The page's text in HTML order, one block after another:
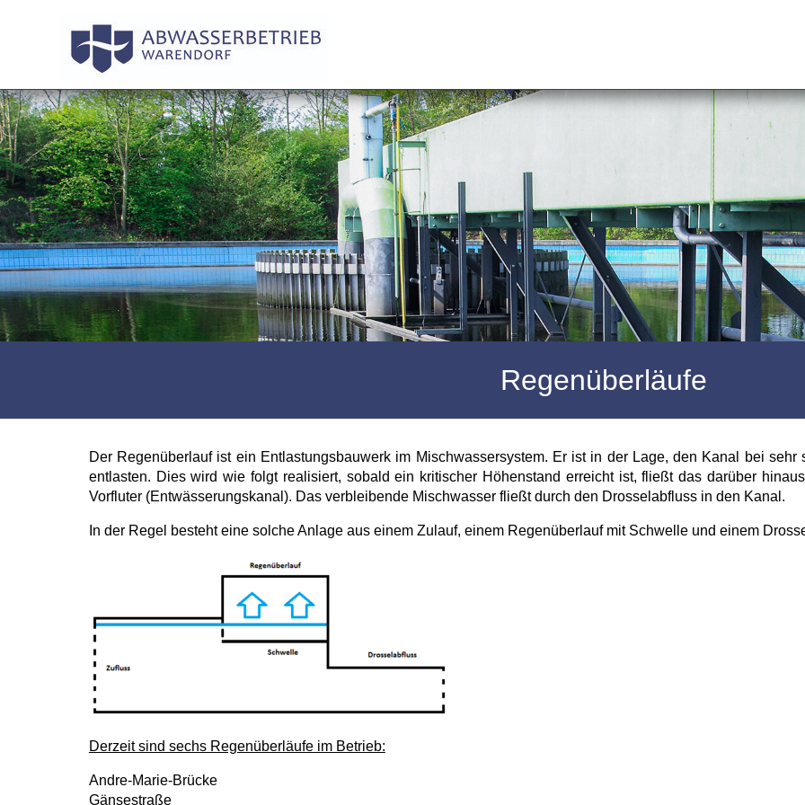
Regenüberläufe
Der Regenüberlauf ist ein Entlastungsbauwerk im Mischwassersystem. Er ist in der Lage, den Kanal bei
entlasten. Dies wird wie folgt realisiert, sobald ein kritischer Höhenstand erreicht ist, fließt das darüber
Vorfluter (Entwässerungskanal). Das verbleibende Mischwasser fließt durch den Drosselabfluss in den Kanal.
In der Regel besteht eine solche Anlage aus einem Zulauf, einem Regenüberlauf mit Schwelle und einem
Derzeit sind sechs Regenüberläufe im Betrieb:
Andre-Marie-Brücke
Gänsestraße